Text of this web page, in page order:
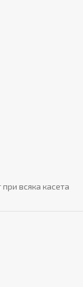
всяка касета